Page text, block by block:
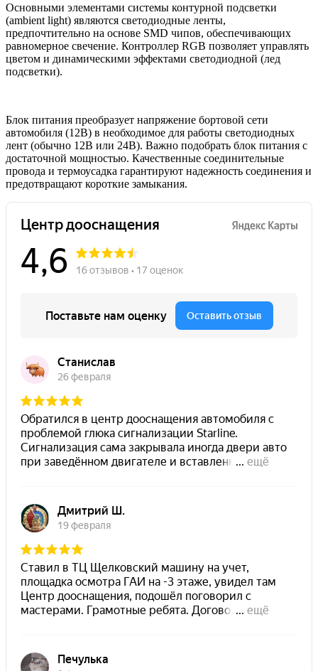
Основными элементами системы контурной подсветки
(ambient light) являются светодиодные ленты,
предпочтительно на основе SMD чипов, обеспечивающих
равномерное свечение. Контроллер RGB позволяет управлять
цветом и динамическими эффектами светодиодной (лед
подсветки).
Блок питания преобразует напряжение бортовой сети
автомобиля (12В) в необходимое для работы светодиодных
лент (обычно 12В или 24В). Важно подобрать блок питания с
достаточной мощностью. Качественные соединительные
провода и термоусадка гарантируют надежность соединения и
предотвращают короткие замыкания.